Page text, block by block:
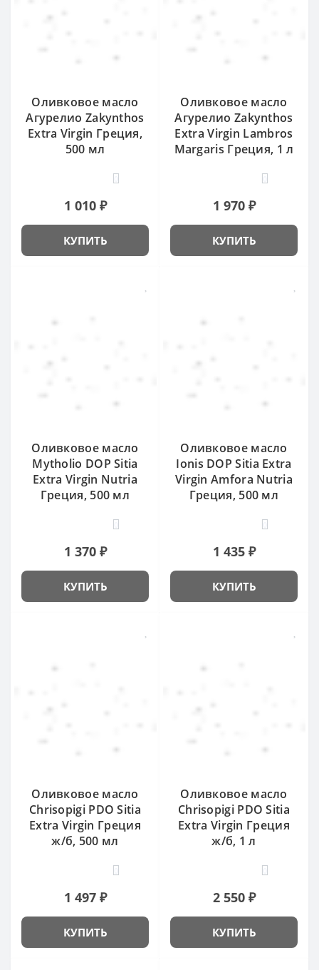
Оливковое масло
Агурелио Zakynthos
Extra Virgin Греция,
500 мл
1 010 ₽
КУПИТЬ
Оливковое масло
Агурелио Zakynthos
Extra Virgin Lambros
Margaris Греция, 1 л
1 970 ₽
КУПИТЬ
Оливковое масло
Mytholio DOP Sitia
Extra Virgin Nutria
Греция, 500 мл
1 370 ₽
КУПИТЬ
Оливковое масло
Ionis DOP Sitia Extra
Virgin Amfora Nutria
Греция, 500 мл
1 435 ₽
КУПИТЬ
Оливковое масло
Chrisopigi PDO Sitia
Extra Virgin Греция
ж/б, 500 мл
1 497 ₽
КУПИТЬ
Оливковое масло
Chrisopigi PDO Sitia
Extra Virgin Греция
ж/б, 1 л
2 550 ₽
КУПИТЬ